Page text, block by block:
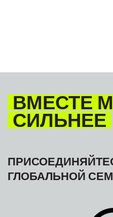
ВМЕСТЕ
СИЛЬНЕЕ
ГЛОБАЛЬНОЙ